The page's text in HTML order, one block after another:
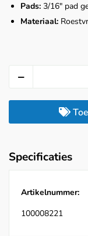
Pads: 3/16" pad
Materiaal:
Specificaties
Artikelnummer:
100008221